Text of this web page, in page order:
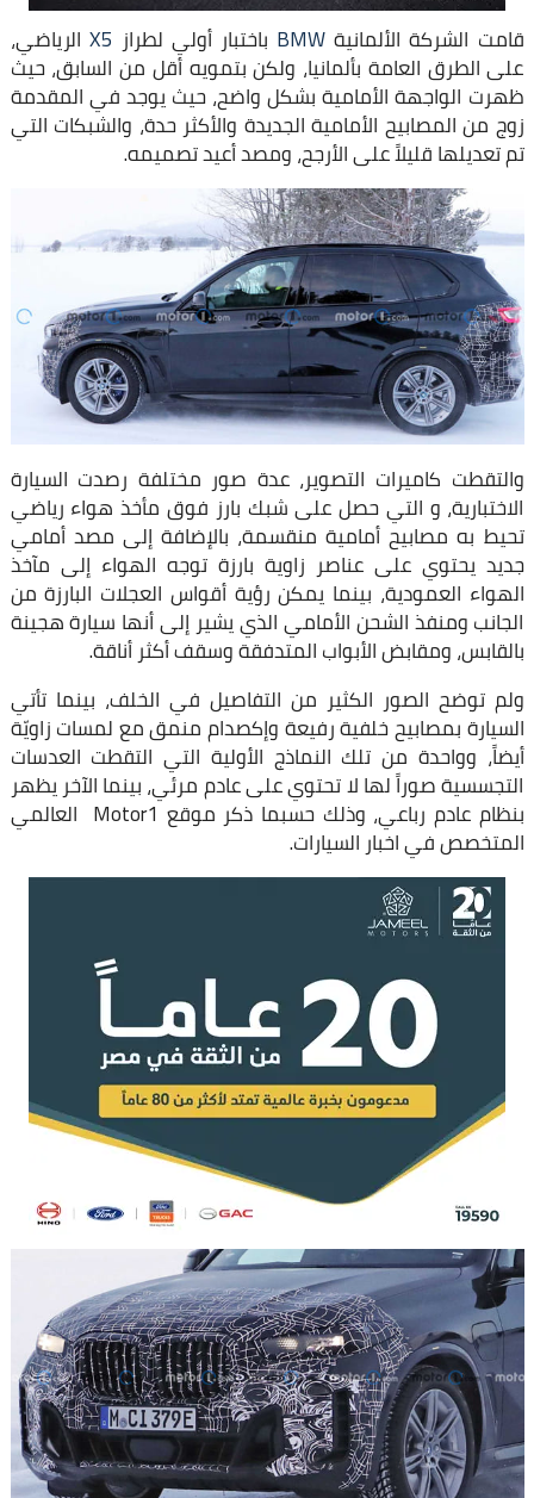
قامت الشركة الألمانية BMW باختبار أولي لطراز X5 الرياضي،
على الطرق العامة بألمانيا، ولكن بتمويه أقل من السابق، حيث
ظهرت الواجهة الأمامية بشكل واضح، حيث يوجد في المقدمة
زوج من المصابيح الأمامية الجديدة والأكثر حدة، والشبكات التي
تم تعديلها قليلاً على الأرجح، ومصد أعيد تصميمه.
والتقطت كاميرات التصوير، عدة صور مختلفة رصدت السيارة
الاختبارية، و التي حصل على شبك بارز فوق مأخذ هواء رياضي
تحيط به مصابيح أمامية منقسمة، بالإضافة إلى مصد أمامي
جديد يحتوي على عناصر زاوية بارزة توجه الهواء إلى مآخذ
الهواء العمودية، بينما يمكن رؤية أقواس العجلات البارزة من
الجانب ومنفذ الشحن الأمامي الذي يشير إلى أنها سيارة هجينة
بالقابس، ومقابض الأبواب المتدفقة وسقف أكثر أناقة.
ولم توضح الصور الكثير من التفاصيل في الخلف، بينما تأتي
السيارة بمصابيح خلفية رفيعة وإكصدام منمق مع لمسات زاويّة
أيضاً، وواحدة من تلك النماذج الأولية التي التقطت العدسات
التجسسية صوراً لها لا تحتوي على عادم مرئي، بينما الآخر يظهر
بنظام عادم رباعي، وذلك حسبما ذكر موقع Motor1 العالمي
المتخصص في اخبار السيارات.